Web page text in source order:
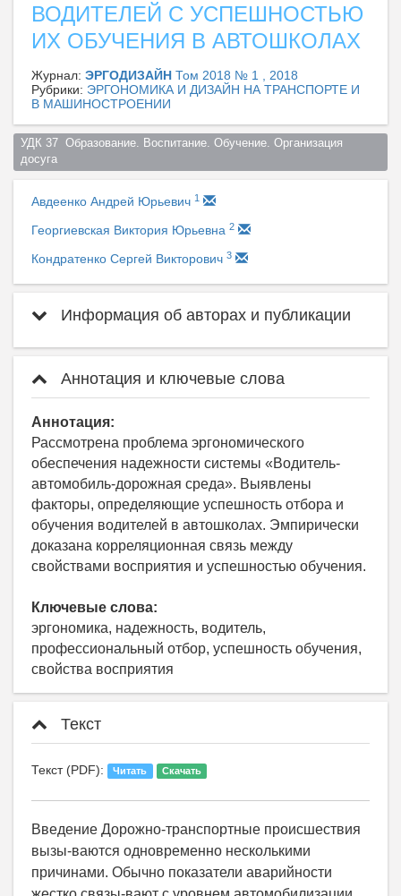
ВОДИТЕЛЕЙ С УСПЕШНОСТЬЮ
ИХ ОБУЧЕНИЯ В АВТОШКОЛАХ
Журнал: ЭРГОДИЗАЙН Том 2018 № 1 , 2018
Рубрики: ЭРГОНОМИКА И ДИЗАЙН НА ТРАНСПОРТЕ И
В МАШИНОСТРОЕНИИ
УДК 37  Образование. Воспитание. Обучение. Организация
досуга
Авдеенко Андрей Юрьевич 1
Георгиевская Виктория Юрьевна 2
Кондратенко Сергей Викторович 3
Информация об авторах и публикации
Аннотация и ключевые слова
Аннотация:
Рассмотрена проблема эргономического
обеспечения надежности системы «Водитель-
автомобиль-дорожная среда». Выявлены
факторы, определяющие успешность отбора и
обучения водителей в автошколах. Эмпирически
доказана корреляционная связь между
свойствами восприятия и успешностью обучения.
Ключевые слова:
эргономика, надежность, водитель,
профессиональный отбор, успешность обучения,
свойства восприятия
Текст
Текст (PDF): Читать Скачать
Введение Дорожно-транспортные происшествия
вызы-ваются одновременно несколькими
причинами. Обычно показатели аварийности